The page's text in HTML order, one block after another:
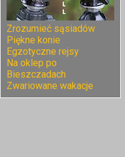
Zrozumieć sąsiadów
Piękne konie
Egzotyczne rejsy
Na oklep po
Bieszczadach
Zwariowane wakacje